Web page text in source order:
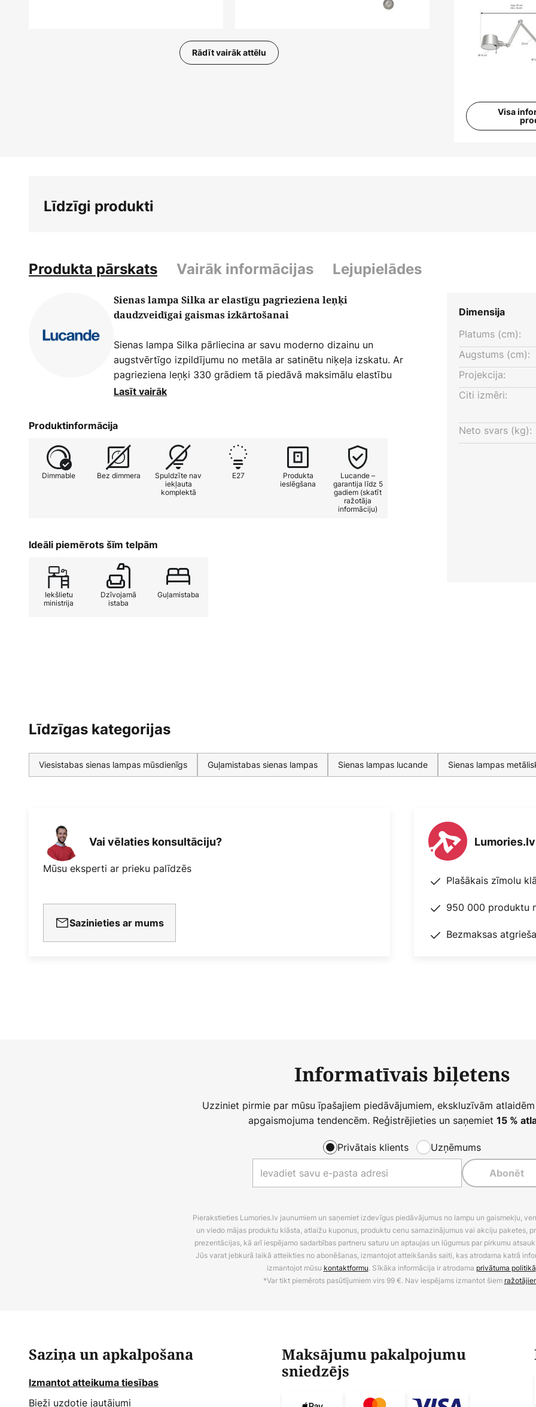
Rādīt vairāk attēlu
Visa
Līdzīgi produkti
Produkta pārskats Vairāk informācijas Lejupielādes
Sienas lampa Silka ar elastīgu pagrieziena leņķi
daudzveidīgai gaismas izkārtošanai
Sienas lampa Silka pārliecina ar savu moderno dizainu un
augstvērtīgo izpildījumu no metāla ar satinētu niķeļa izskatu. Ar
pagrieziena leņķi 330 grādiem tā piedāvā maksimālu elastību
gaismas virziena regulēšanā, tādējādi ideāli piemērojoties
Sienas lampa ir dimmerējama un to var individuāli pielāgot
vēlamajai gaismas atmosfērai, izmantojot ārējo dimmeri. Tās
skaidrā forma un eleganta krāsa padara to par stilīgu elementu,
kas perfekti apvieno funkcionalitāti un estētiku.
Lasīt vairāk
Produktinformācija
Dimmable Bez dimmera
Spuldzīte nav
iekļauta
komplektā
E27
Produkta
ieslēgšana
Lucande –
garantija līdz 5
gadiem (skatīt
ražotāja
informāciju)
Ideāli piemērots šīm telpām
Iekšlietu
ministrija
Dzīvojamā
istaba
Guļamistaba
Dimensija
Platums (cm):
Augstums (cm):
Projekcija:
Citi izmēri:
Neto svars (kg):
Līdzīgas kategorijas
Viesistabas sienas lampas mūsdienīgs Guļamistabas sienas lampas Sienas lampas lucande Sienas lampas
Vai vēlaties konsultāciju?
Mūsu eksperti ar prieku palīdzēs
Sazinieties ar mums
Lumories.lv
Plašākais zīmolu
950 000 produktu
Bezmaksas
Informatīvais biļetens
Uzziniet pirmie par mūsu īpašajiem piedāvājumiem, ekskluzīvām
apgaismojuma tendencēm. Reģistrējieties un saņemiet 15 %
Privātais klients Uzņēmums
Abonēt
Pierakstieties Lumories.lv jaunumiem un saņemiet izdevīgus piedāvājumus no lampu un gaismekļu,
un viedo mājas produktu klāsta, atlaižu kuponus, produktu cenu samazinājumus vai akciju paketes,
prezentācijas, kā arī iespējamo sadarbības partneru saturu un aptaujas un lūgumus par pirkumu
Jūs varat jebkurā laikā atteikties no abonēšanas, izmantojot atteikšanās saiti, kas atrodama katrā
izmantojot mūsu kontaktformu. Sīkāka informācija ir atrodama privātuma politikā
*Var tikt piemērots pasūtījumiem virs 99 €. Nav iespējams izmantot šiem
Saziņa un apkalpošana
Izmantot atteikuma tiesības
Bieži uzdotie jautājumi
Maksājumu pakalpojumu
sniedzējs